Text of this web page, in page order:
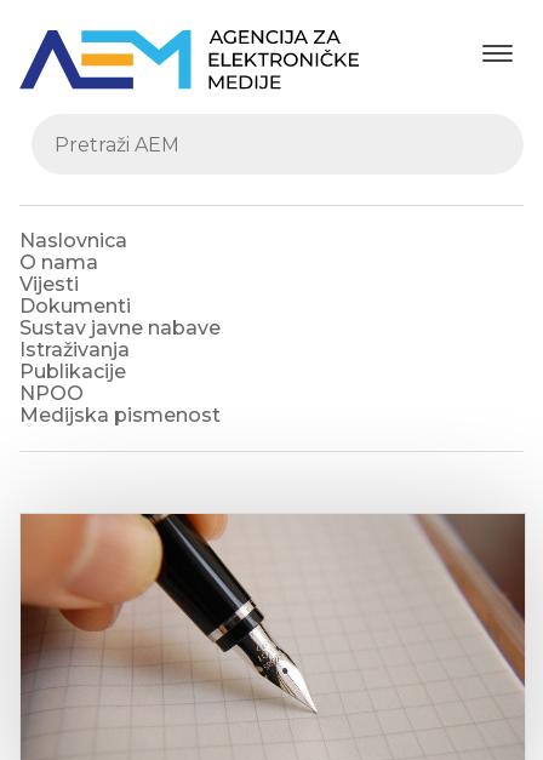
Naslovnica
O nama
Vijesti
Dokumenti
Sustav javne nabave
Istraživanja
Publikacije
NPOO
Medijska pismenost